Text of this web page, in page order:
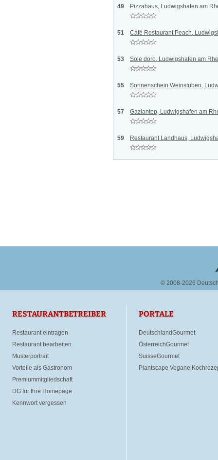
49 Pizzahaus, Ludwigshafen am
51 Café Restaurant Peach,
53 Sole doro, Ludwigshafen am
55 Sonnenschein Weinstuben,
57 Gaziantep, Ludwigshafen am
59 Restaurant Landhaus,
© 2008-2026
RESTAURANTBETREIBER
Restaurant eintragen
Restaurant bearbeiten
Musterportrait
Vorteile als Gastronom
Premiummitgliedschaft
DG für Ihre Homepage
Kennwort vergessen
PORTALE
DeutschlandGourmet
ÖsterreichGourmet
SuisseGourmet
Plantscape Vegane